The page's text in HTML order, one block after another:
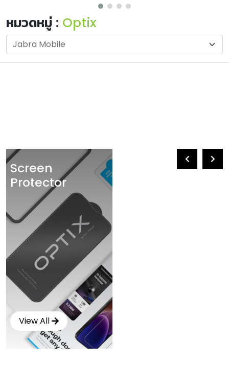
หมวดหมู่ : Optix
Screen
Protector
View All